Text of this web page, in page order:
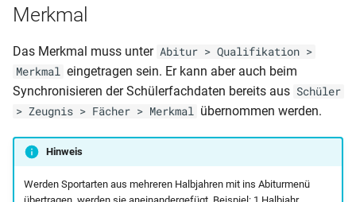
Schülerliste (Klasse,
Geburtsdaten, Konfession,
Geschlecht)
Schülerliste (Klasse, Tutor,
Schülerliste (Anwesenheit
Klassendaten
Klassenliste mit
Klassensprechern
Schülersummendaten
(Klassenstufe und
Merkmal
Das Merkmal muss unter Abitur > Qualifikation >
Merkmal eingetragen sein. Er kann aber auch beim
Synchronisieren der Schülerfachdaten bereits aus Schüler
> Zeugnis > Fächer > Merkmal übernommen werden.
Hinweis
Werden Sportarten aus mehreren Halbjahren mit ins Abiturmenü